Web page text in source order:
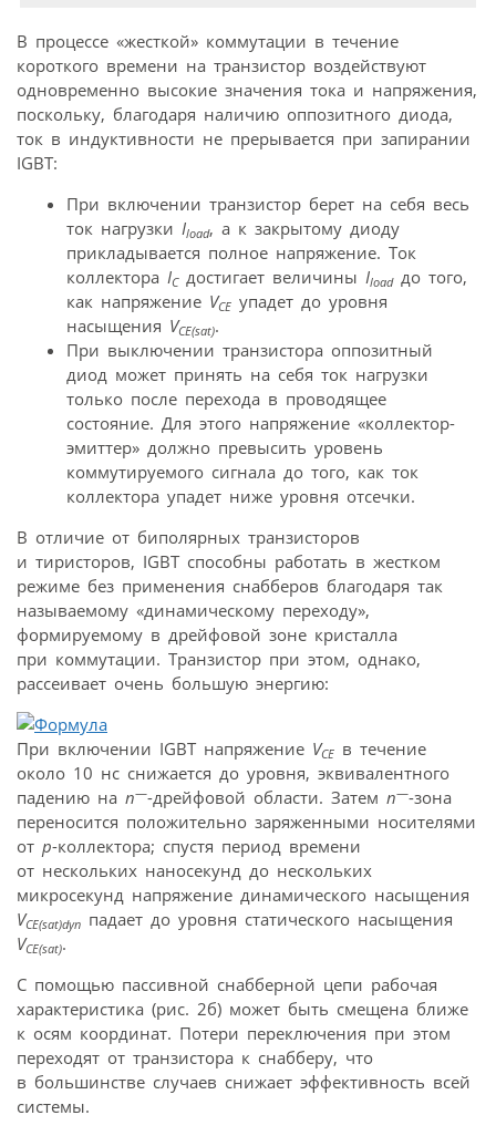
В процессе «жесткой» коммутации в течение
короткого времени на транзистор воздействуют
одновременно высокие значения тока и напряжения,
поскольку, благодаря наличию оппозитного диода,
ток в индуктивности не прерывается при запирании
IGBT:
При включении транзистор берет на себя весь
ток нагрузки Iload, а к закрытому диоду
прикладывается полное напряжение. Ток
коллектора ICдостигает величины Iloadдо того,
как напряжение VCE упадет до уровня
насыщения VCE(sat).
При выключении транзистора оппозитный
диод может принять на себя ток нагрузки
только после перехода в проводящее
состояние. Для этого напряжение «коллектор-
эмиттер» должно превысить уровень
коммутируемого сигнала до того, как ток
коллектора упадет ниже уровня отсечки.
В отличие от биполярных транзисторов
и тиристоров, IGBT способны работать в жестком
режиме без применения снабберов благодаря так
называемому «динамическому переходу»,
формируемому в дрейфовой зоне кристалла
при коммутации. Транзистор при этом, однако,
рассеивает очень большую энергию:
При включении IGBT напряжение VCE в течение
около 10 нс снижается до уровня, эквивалентного
падению на n—-дрейфовой области. Затем n—-зона
переносится положительно заряженными носителями
от р-коллектора; спустя период времени
от нескольких наносекунд до нескольких
микросекунд напряжение динамического насыщения
VCE(sat)dyn падает до уровня статического насыщения
VCE(sat).
С помощью пассивной снабберной цепи рабочая
характеристика (рис. 2б) может быть смещена ближе
к осям координат. Потери переключения при этом
переходят от транзистора к снабберу, что
в большинстве случаев снижает эффективность всей
системы.